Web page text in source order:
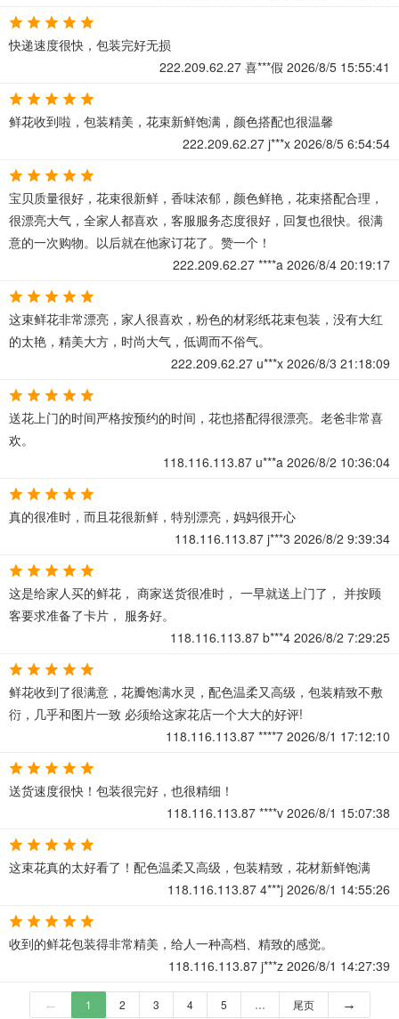
快递速度很快，包装完好无损
222.209.62.27 喜***假 2026/8/5 15:55:41
鲜花收到啦，包装精美，花束新鲜饱满，颜色搭配也很温馨
222.209.62.27 j***x 2026/8/5 6:54:54
宝贝质量很好，花束很新鲜，香味浓郁，颜色鲜艳，花束搭配合理，
很漂亮大气，全家人都喜欢，客服服务态度很好，回复也很快。很满
意的一次购物。以后就在他家订花了。赞一个！
222.209.62.27 ****a 2026/8/4 20:19:17
这束鲜花非常漂亮，家人很喜欢，粉色的材彩纸花束包装，没有大红
的太艳，精美大方，时尚大气，低调而不俗气。
222.209.62.27 u***x 2026/8/3 21:18:09
送花上门的时间严格按预约的时间，花也搭配得很漂亮。老爸非常喜
欢。
118.116.113.87 u***a 2026/8/2 10:36:04
真的很准时，而且花很新鲜，特别漂亮，妈妈很开心
118.116.113.87 j***3 2026/8/2 9:39:34
这是给家人买的鲜花， 商家送货很准时， 一早就送上门了， 并按顾
客要求准备了卡片， 服务好。
118.116.113.87 b***4 2026/8/2 7:29:25
鲜花收到了很满意，花瓣饱满水灵，配色温柔又高级，包装精致不敷
衍，几乎和图片一致 必须给这家花店一个大大的好评!
118.116.113.87 ****7 2026/8/1 17:12:10
送货速度很快！包装很完好，也很精细！
118.116.113.87 ****v 2026/8/1 15:07:38
这束花真的太好看了！配色温柔又高级，包装精致，花材新鲜饱满
118.116.113.87 4***j 2026/8/1 14:55:26
收到的鲜花包装得非常精美，给人一种高档、精致的感觉。
118.116.113.87 j***z 2026/8/1 14:27:39
← 1 2 3 4 5 … 尾页 →